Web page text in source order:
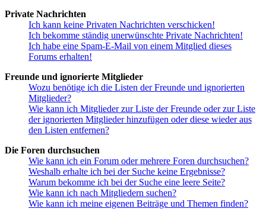
Private Nachrichten
Ich kann keine Privaten Nachrichten verschicken!
Ich bekomme ständig unerwünschte Private Nachrichten!
Ich habe eine Spam-E-Mail von einem Mitglied dieses
Forums erhalten!
Freunde und ignorierte Mitglieder
Wozu benötige ich die Listen der Freunde und ignorierten
Mitglieder?
Wie kann ich Mitglieder zur Liste der Freunde oder zur Liste
der ignorierten Mitglieder hinzufügen oder diese wieder aus
den Listen entfernen?
Die Foren durchsuchen
Wie kann ich ein Forum oder mehrere Foren durchsuchen?
Weshalb erhalte ich bei der Suche keine Ergebnisse?
Warum bekomme ich bei der Suche eine leere Seite?
Wie kann ich nach Mitgliedern suchen?
Wie kann ich meine eigenen Beiträge und Themen finden?